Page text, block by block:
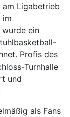
Ligabetrieb
im
ein
Profis des
Turnhalle
und
als Fans